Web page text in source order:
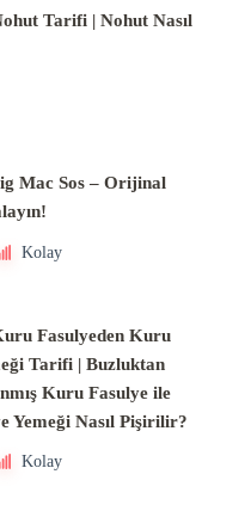
Tarifi | Nohut Nasıl
Mac Sos – Orijinal
Kolay
Fasulyeden Kuru
Tarifi | Buzluktan
Kuru Fasulye ile
Yemeği Nasıl Pişirilir?
Kolay